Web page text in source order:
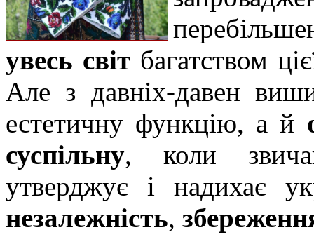
увесь світ багатством
Але з давніх-давен
естетичну функцію, а й
суспільну, коли
утверджує і надихає
незалежність,